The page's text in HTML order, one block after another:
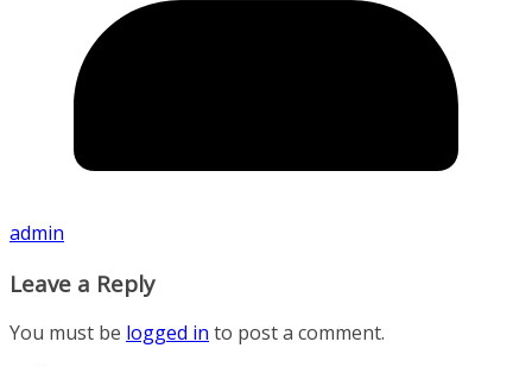
admin
Leave a Reply
You must be logged in to post a comment.